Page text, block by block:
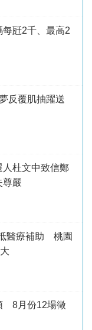
瓩2千、最高2
反覆肌抽躍送
杜文中致信鄭
尊嚴
醫療補助 桃園
8月份12場徵